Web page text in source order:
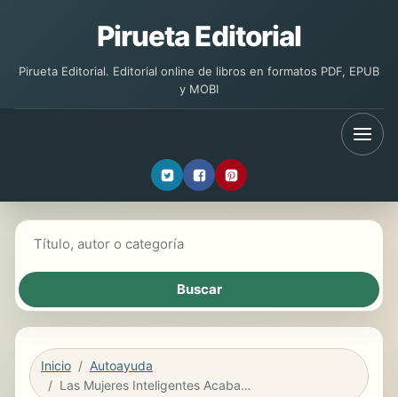
Pirueta Editorial
Pirueta Editorial. Editorial online de libros en formatos PDF, EPUB
y MOBI
Inicio
Autoayuda
Las Mujeres Inteligentes Acaban Ricas